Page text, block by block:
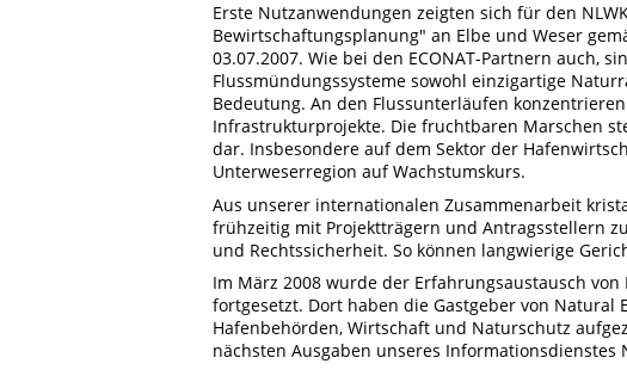
Erste Nutzanwendungen zeigten sich für den
Bewirtschaftungsplanung" an Elbe und Weser
03.07.2007. Wie bei den ECONAT-Partnern auch,
Flussmündungssysteme sowohl einzigartige
Bedeutung. An den Flussunterläufen
Infrastrukturprojekte. Die fruchtbaren Marschen
dar. Insbesondere auf dem Sektor der
Unterweserregion auf Wachstumskurs.
Aus unserer internationalen Zusammenarbeit
frühzeitig mit Projektträgern und Antragsstellern
und Rechtssicherheit. So können langwierige
Im März 2008 wurde der Erfahrungsaustausch
fortgesetzt. Dort haben die Gastgeber von
Hafenbehörden, Wirtschaft und Naturschutz
nächsten Ausgaben unseres